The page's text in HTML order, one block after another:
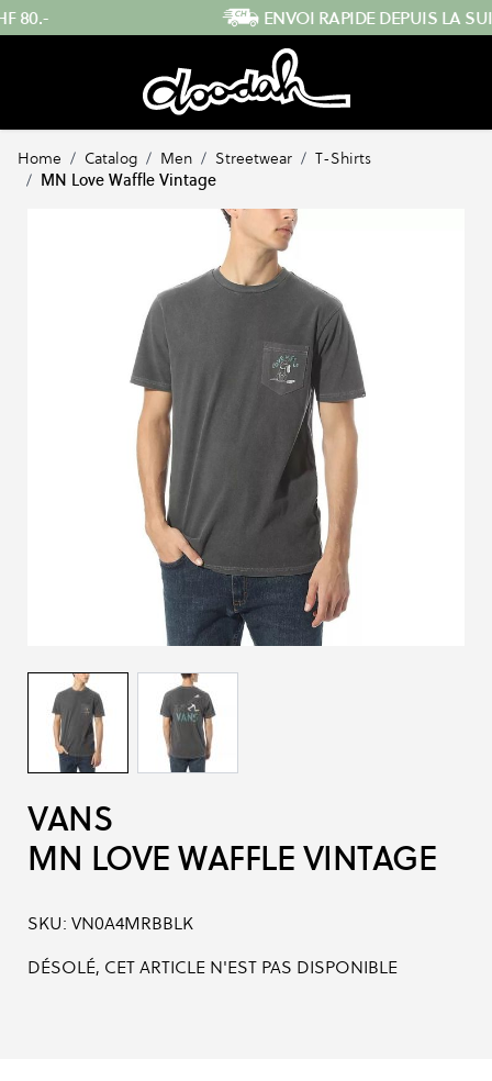
Skip to Content
ENVOI RAPIDE DEPUIS LA SUISSE
Home / Catalog / Men / Streetwear / T-Shirts
/ MN Love Waffle Vintage
VANS
MN LOVE WAFFLE VINTAGE
SKU: VN0A4MRBBLK
DÉSOLÉ, CET ARTICLE N'EST PAS DISPONIBLE